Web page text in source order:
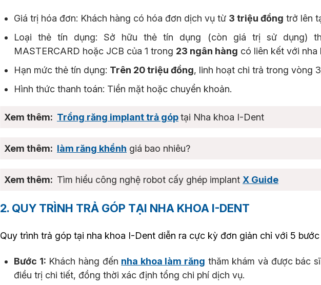
Giá trị hóa đơn: Khách hàng có hóa đơn dịch vụ từ 3 triệu đồng trở lên
Loại thẻ tín dụng: Sở hữu thẻ tín dụng (còn giá trị sử dụng)
MASTERCARD hoặc JCB của 1 trong 23 ngân hàng có liên kết với nha
Hạn mức thẻ tín dụng: Trên 20 triệu đồng, linh hoạt chi trả trong vòng
Hình thức thanh toán: Tiền mặt hoặc chuyển khoản.
Trồng răng implant trả góptại Nha khoa I-Dent
làm răng khểnh giá bao nhiêu?
Tìm hiểu công nghệ robot cấy ghép implant X Guide
2. QUY TRÌNH TRẢ GÓP TẠI NHA KHOA I-DENT
Quy trình trả góp tại nha khoa I-Dent diễn ra cực kỳ đơn giản chỉ với 5 bước
Bước 1: Khách hàng đến nha khoa làm răng thăm khám và được bác
điều trị chi tiết, đồng thời xác định tổng chi phí dịch vụ.